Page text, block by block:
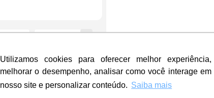
Utilizamos cookies para oferecer melhor experiência,
melhorar o desempenho, analisar como você interage em
nosso site e personalizar conteúdo. Saiba mais